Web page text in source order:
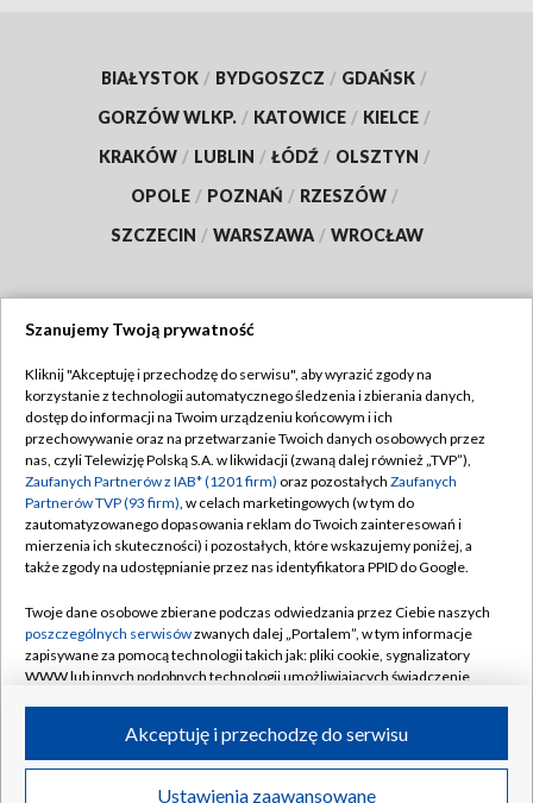
BIAŁYSTOK / BYDGOSZCZ / GDAŃSK /
GORZÓW WLKP. / KATOWICE / KIELCE /
KRAKÓW / LUBLIN / ŁÓDŹ / OLSZTYN /
OPOLE / POZNAŃ / RZESZÓW /
SZCZECIN / WARSZAWA / WROCŁAW
TVP
Abonament TVP
Emisja w TVP
Centrum informacji TVP
Naziemna Telewizja Cyfrowa
Rada Programowa
System NOS
Informacje o nadawcy
Program dla prasy
Regulamin TVP
Polityka prywatności
Moje zgody
Pomoc
Kontakt
Kanały
©2026 Telewizja Polska S.A. w likwidacji
Szanujemy Twoją prywatność
Kliknij "Akceptuję i przechodzę do serwisu", aby wyrazić zgody na
korzystanie z technologii automatycznego śledzenia i zbierania danych,
dostęp do informacji na Twoim urządzeniu końcowym i ich
przechowywanie oraz na przetwarzanie Twoich danych osobowych przez
nas, czyli Telewizję Polską S.A. w likwidacji (zwaną dalej również „TVP”),
Zaufanych Partnerów z IAB* (1201 firm) oraz pozostałych Zaufanych
Partnerów TVP (93 firm), w celach marketingowych (w tym do
zautomatyzowanego dopasowania reklam do Twoich zainteresowań i
mierzenia ich skuteczności) i pozostałych, które wskazujemy poniżej, a
także zgody na udostępnianie przez nas identyfikatora PPID do Google.
Twoje dane osobowe zbierane podczas odwiedzania przez Ciebie naszych
poszczególnych serwisówzwanych dalej „Portalem”, w tym informacje
zapisywane za pomocą technologii takich jak: pliki cookie, sygnalizatory
WWW lub innych podobnych technologii umożliwiających świadczenie
ruchu w Internecie.
Twoje dane osobowe zbierane podczas odwiedzania przez Ciebie
Ustawienia zaawansowane
Akceptuję i przechodzę do serwisu